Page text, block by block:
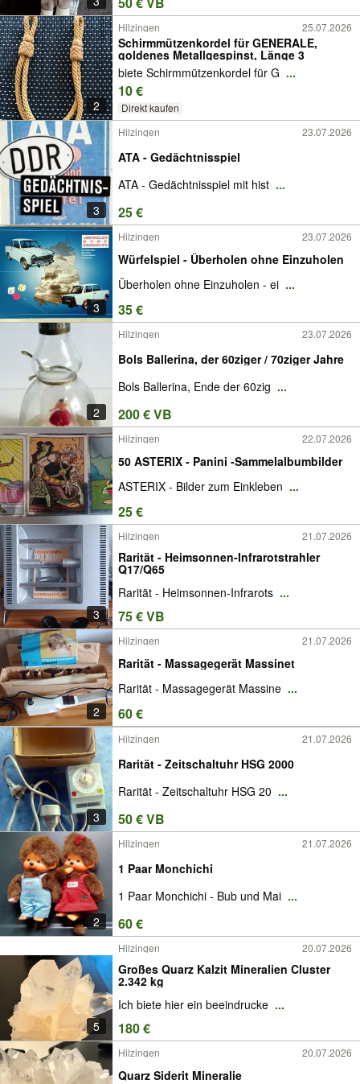
2
Hilzingen 25.07.2026
Schirmmützenkordel für GENERALE,
goldenes Metallgespinst, Länge 3
biete Schirmmützenkordel für G ...
10 €
Direkt kaufen
3
Hilzingen 23.07.2026
ATA - Gedächtnisspiel
ATA - Gedächtnisspiel mit hist ...
25 €
3
Hilzingen 23.07.2026
Würfelspiel - Überholen ohne Einzuholen
Überholen ohne Einzuholen - ei ...
35 €
2
Hilzingen 23.07.2026
Bols Ballerina, der 60ziger / 70ziger Jahre
Bols Ballerina, Ende der 60zig ...
200 € VB
Hilzingen 22.07.2026
50 ASTERIX - Panini -Sammelalbumbilder
ASTERIX - Bilder zum Einkleben ...
25 €
3
Hilzingen 21.07.2026
Rarität - Heimsonnen-Infrarotstrahler
Q17/Q65
Rarität - Heimsonnen-Infrarots ...
75 € VB
2
Hilzingen 21.07.2026
Rarität - Massagegerät Massinet
Rarität - Massagegerät Massine ...
60 €
3
Hilzingen 21.07.2026
Rarität - Zeitschaltuhr HSG 2000
Rarität - Zeitschaltuhr HSG 20 ...
50 € VB
2
Hilzingen 21.07.2026
1 Paar Monchichi
1 Paar Monchichi - Bub und Mai ...
60 €
5
Hilzingen 20.07.2026
Großes Quarz Kalzit Mineralien Cluster
2.342 kg
Ich biete hier ein beeindrucke ...
180 €
Hilzingen 20.07.2026
Quarz Siderit Mineralie